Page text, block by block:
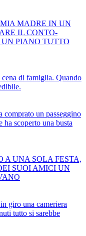
MADRE IN UN
IL CONTO-
PIANO TUTTO
di famiglia. Quando
un passeggino
ha scoperto una busta
A UNA SOLA FESTA,
SUOI AMICI UN
giro una cameriera
tutto si sarebbe